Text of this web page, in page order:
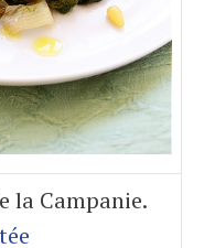
la Campanie.